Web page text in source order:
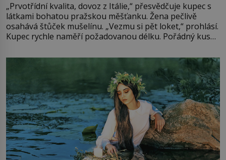
„Prvotřídní kvalita, dovoz z Itálie,“ přesvědčuje kupec s
látkami bohatou pražskou měšťanku. Žena pečlivě
osahává štůček mušelínu. „Vezmu si pět loket,“ prohlásí.
Kupec rychle naměří požadovanou délku. Pořádný kus
milostpaní. Stačí jenom na sukni,“ zhodnotí švadlena
množství růžového mušelínu. „Ošidili vás, podívejte.“